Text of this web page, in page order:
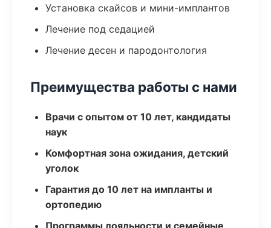
Установка скайсов и мини-имплантов
Лечение под седацией
Лечение десен и пародонтология
Преимущества работы с нами
Врачи с опытом от 10 лет, кандидаты
наук
Комфортная зона ожидания, детский
уголок
Гарантия до 10 лет на импланты и
ортопедию
Программы лояльности и семейные